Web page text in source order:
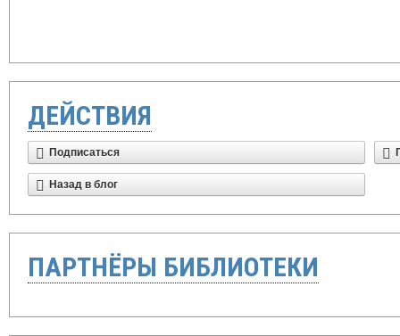
ДЕЙСТВИЯ
Подписаться
Назад в блог
ПАРТНЁРЫ БИБЛИОТЕКИ